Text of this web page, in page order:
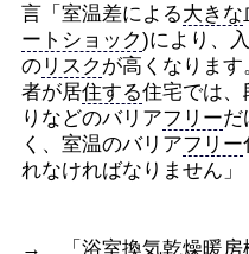
言「室温差による大きな
ートショック)により、
のリスク が高くなります
者が居住する住宅では、
りなどのバリアフリーだ
く、室温のバリアフリー
れなければなりません」
→ 「 浴室換気乾燥暖房